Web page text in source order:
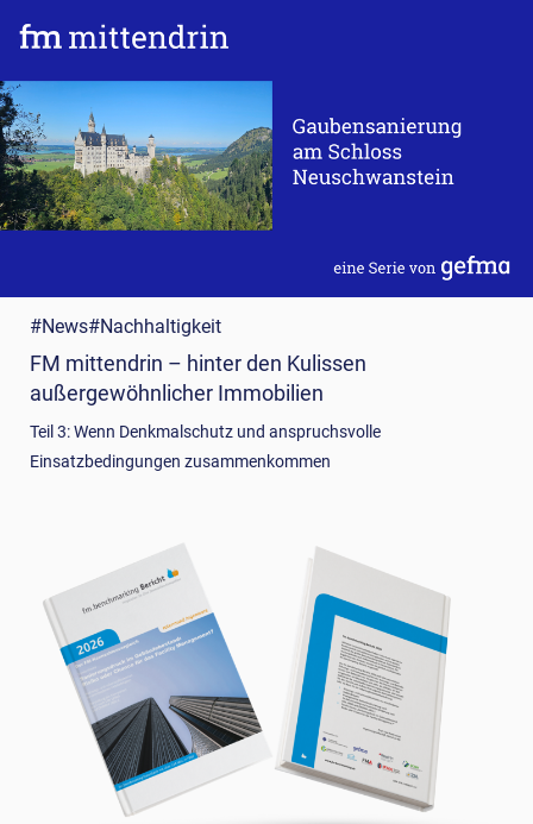
#News#Nachhaltigkeit
FM mittendrin – hinter den Kulissen
außergewöhnlicher Immobilien
Teil 3: Wenn Denkmalschutz und anspruchsvolle
Einsatzbedingungen zusammenkommen